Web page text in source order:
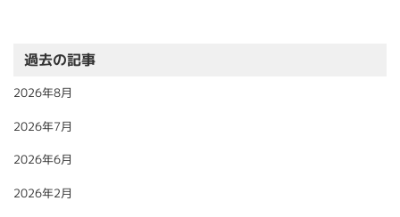
過去の記事
2026年8月
2026年7月
2026年6月
2026年2月